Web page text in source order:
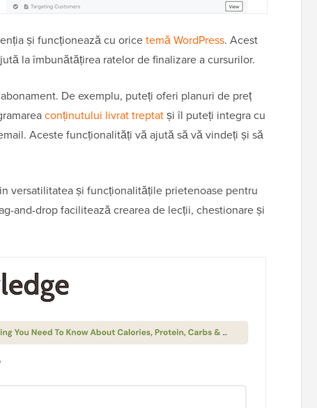
și funcționează cu oricetemă WordPress. Acest
la îmbunătățirea ratelor de finalizare a cursurilor.
De exemplu, puteți oferi planuri de preț
conținutului livrat treptatși îl puteți integra cu
Aceste funcționalități vă ajută să vă vindeți și să
versatilitatea și funcționalitățile prietenoase pentru
and-drop facilitează crearea de lecții, chestionare și